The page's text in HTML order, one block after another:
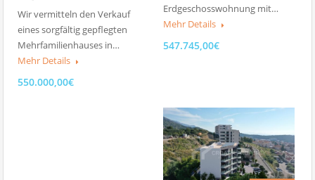
Wir vermitteln den Verkauf
eines sorgfältig gepflegten
Mehrfamilienhauses in…
Mehr Details
550.000,00€
Erdgeschosswohnung mit…
Mehr Details
547.745,00€